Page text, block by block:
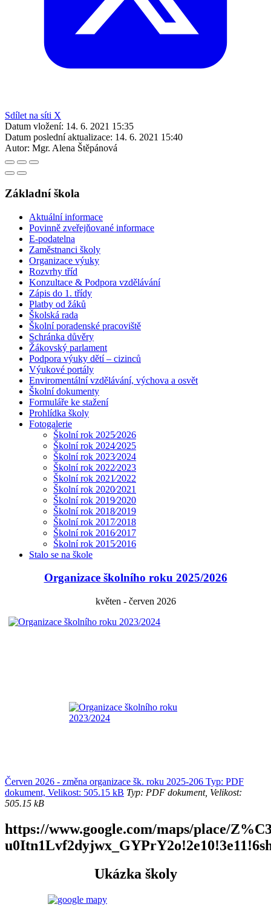
Sdílet na síti X
Datum vložení: 14. 6. 2021 15:35
Datum poslední aktualizace: 14. 6. 2021 15:40
Autor: Mgr. Alena Štěpánová
Základní škola
Aktuální informace
Povinně zveřejňované informace
E-podatelna
Zaměstnanci školy
Organizace výuky
Rozvrhy tříd
Konzultace & Podpora vzdělávání
Zápis do 1. třídy
Platby od žáků
Školská rada
Školní poradenské pracoviště
Schránka důvěry
Žákovský parlament
Podpora výuky dětí – cizinců
Výukové portály
Enviromentální vzdělávání, výchova a osvět
Školní dokumenty
Formuláře ke stažení
Prohlídka školy
Fotogalerie
Školní rok 2025⁄2026
Školní rok 2024⁄2025
Školní rok 2023⁄2024
Školní rok 2022⁄2023
Školní rok 2021⁄2022
Školní rok 2020⁄2021
Školní rok 2019⁄2020
Školní rok 2018⁄2019
Školní rok 2017⁄2018
Školní rok 2016⁄2017
Školní rok 2015⁄2016
Stalo se na škole
Organizace školního roku 2025/2026
květen - červen 2026
Červen 2026 - změna organizace šk. roku 2025-206 Typ: PDF
dokument, Velikost: 505.15 kB Typ: PDF dokument, Velikost:
505.15 kB
https://www.google.com/maps/place/
Ukázka školy